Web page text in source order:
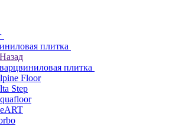
плитка
Назад
плитка
Floor
Step